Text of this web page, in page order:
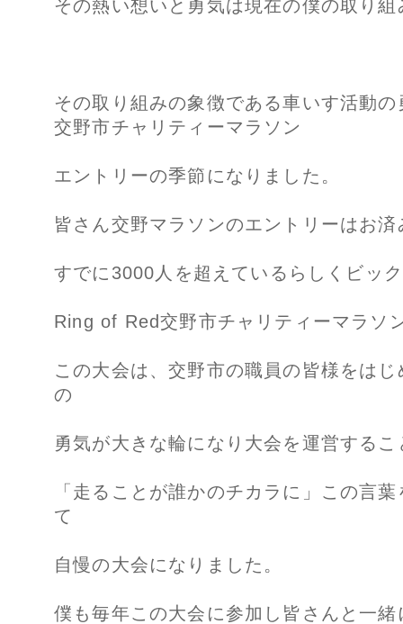
その熱い想いと勇気は現在の僕の取り
その取り組みの象徴である車いす活動
交野市チャリティーマラソン
エントリーの季節になりました。
皆さん交野マラソンのエントリーはお
すでに3000人を超えているらしくビッ
Ring of Red交野市チャリティーマラソ
この大会は、交野市の職員の皆様をは
の
勇気が大きな輪になり大会を運営する
「走ることが誰かのチカラに」この言
て
自慢の大会になりました。
僕も毎年この大会に参加し皆さんと一